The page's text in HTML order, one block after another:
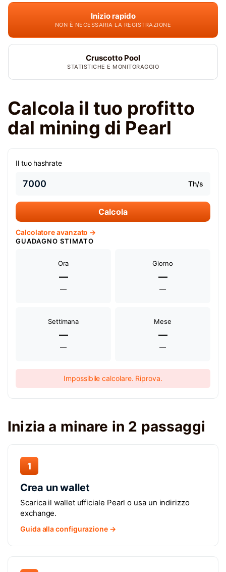
Inizio rapido
NON È NECESSARIA LA REGISTRAZIONE
Cruscotto Pool
STATISTICHE E MONITORAGGIO
Calcola il tuo profitto
dal mining di Pearl
Il tuo hashrate
Th/s
Calcola
Calcolatore avanzato →
GUADAGNO STIMATO
Ora
—
—
Giorno
—
—
Settimana
—
—
Mese
—
—
Impossibile calcolare. Riprova.
Inizia a minare in 2 passaggi
1
Crea un wallet
Scarica il wallet ufficiale Pearl o usa un indirizzo
exchange.
Guida alla configurazione →